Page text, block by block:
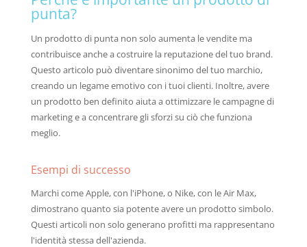
punta?
Un prodotto di punta non solo aumenta le vendite ma
contribuisce anche a costruire la reputazione del tuo brand.
Questo articolo può diventare sinonimo del tuo marchio,
creando un legame emotivo con i tuoi clienti. Inoltre, avere
un prodotto ben definito aiuta a ottimizzare le campagne di
marketing e a concentrare gli sforzi su ciò che funziona
meglio.
Esempi di successo
Marchi come Apple, con l'iPhone, o Nike, con le Air Max,
dimostrano quanto sia potente avere un prodotto simbolo.
Questi articoli non solo generano profitti ma rappresentano
l'identità stessa dell'azienda.